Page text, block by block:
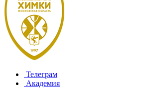
Телеграм
Академия